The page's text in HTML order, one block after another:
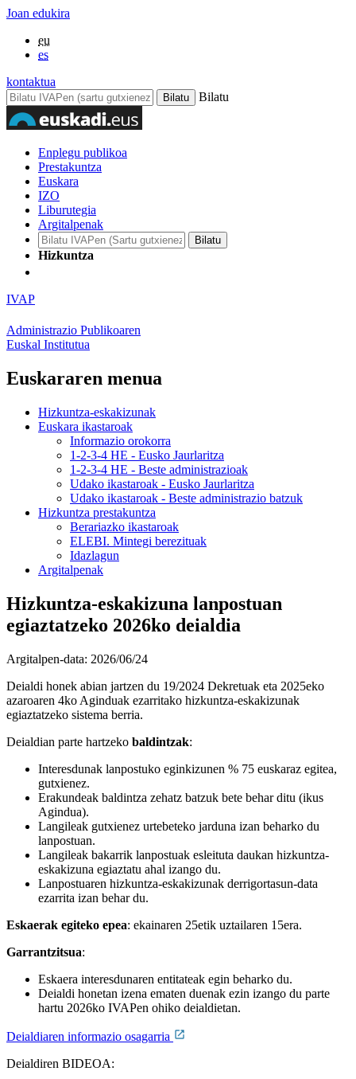
Joan edukira
eu
es
kontaktua
Bilatu
Enplegu publikoa
Prestakuntza
Euskara
IZO
Liburutegia
Argitalpenak
Hizkuntza
IVAP
Administrazio Publikoaren
Euskal Institutua
Euskararen menua
Hizkuntza-eskakizunak
Euskara ikastaroak
Informazio orokorra
1-2-3-4 HE - Eusko Jaurlaritza
1-2-3-4 HE - Beste administrazioak
Udako ikastaroak - Eusko Jaurlaritza
Udako ikastaroak - Beste administrazio batzuk
Hizkuntza prestakuntza
Berariazko ikastaroak
ELEBI. Mintegi berezituak
Idazlagun
Argitalpenak
Hizkuntza-eskakizuna lanpostuan
egiaztatzeko 2026ko deialdia
Argitalpen-data: 2026/06/24
Deialdi honek abian jartzen du 19/2024 Dekretuak eta 2025eko
azaroaren 4ko Aginduak ezarritako hizkuntza-eskakizunak
egiaztatzeko sistema berria.
Deialdian parte hartzeko baldintzak:
Interesdunak lanpostuko eginkizunen % 75 euskaraz egitea,
gutxienez.
Erakundeak baldintza zehatz batzuk bete behar ditu (ikus
Agindua).
Langileak gutxienez urtebeteko jarduna izan beharko du
lanpostuan.
Langileak bakarrik lanpostuak esleituta daukan hizkuntza-
eskakizuna egiaztatu ahal izango du.
Lanpostuaren hizkuntza-eskakizunak derrigortasun-data
ezarrita izan behar du.
Eskaerak egiteko epea: ekainaren 25etik uztailaren 15era.
Garrantzitsua:
Eskaera interesdunaren entitateak egin beharko du.
Deialdi honetan izena ematen duenak ezin izango du parte
hartu 2026ko IVAPen ohiko deialdietan.
Deialdiaren informazio osagarria
Deialdiren BIDEOA: